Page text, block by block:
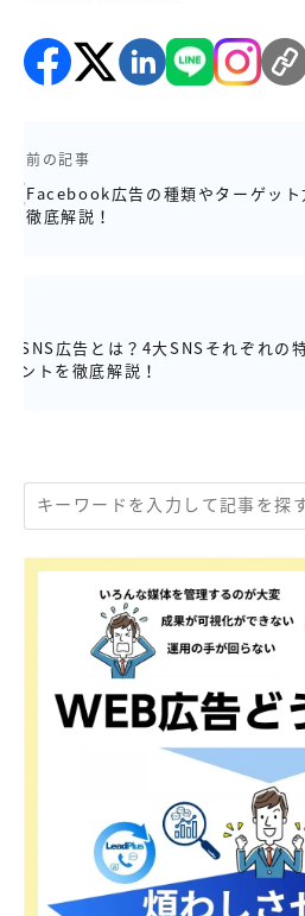
前の記事
Facebook広告の種類やターゲッ
徹底解説！
SNS広告とは？4大SNSそれぞれの
ントを徹底解説！